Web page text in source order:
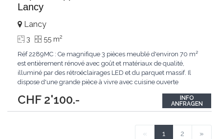
Lancy
CHF 2'100.-
Lancy
3 55 m2
Réf 2289MC : Ce magnifique 3 pièces meublé d'environ 70 m²
est entièrement rénové avec goût et matériaux de qualité,
illuminé par des rétroéclairages LED et du parquet massif. Il
dispose d'une grande pièce à vivre avec cuisine ouverte
Le bien situé au 1er étage est en excellent état. Il est entièrement
meublé....
INFO
ANFRAGEN
« 1 2 »